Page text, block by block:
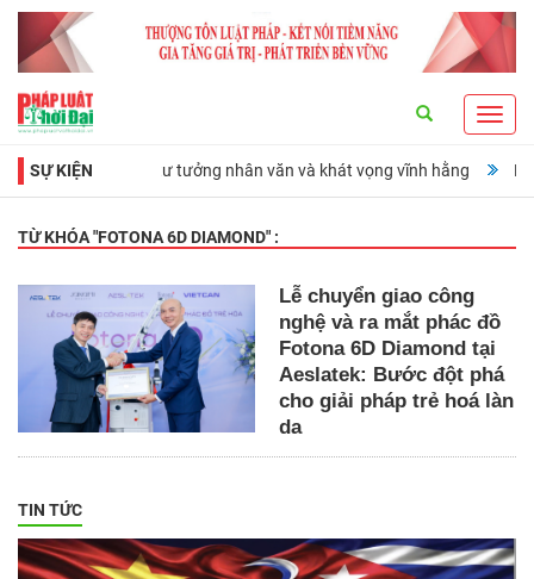
SỰ KIỆN
đài lịch sử, tư tưởng nhân văn và khát vọng vĩnh hằng Ra mắt
TỪ KHÓA "FOTONA 6D DIAMOND" :
Lễ chuyển giao công
nghệ và ra mắt phác đồ
Fotona 6D Diamond tại
Aeslatek: Bước đột phá
cho giải pháp trẻ hoá làn
da
TIN TỨC